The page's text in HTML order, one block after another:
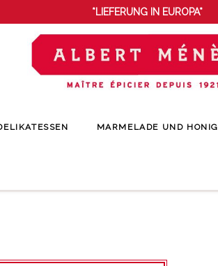
*LIEFERUNG IN EUROPA*
MARMELADE UND HONIG